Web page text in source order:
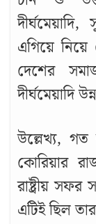
এগিয়ে
দেশের
দীর্ঘমেয়াদি
উল্লেখ্য, গত
কোরিয়ার
রাষ্ট্রীয়
এটিই ছিল